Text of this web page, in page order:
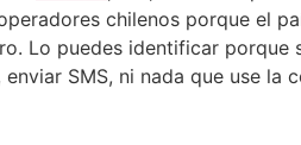
chilenos porque el
Lo puedes identificar porque
SMS, ni nada que use la